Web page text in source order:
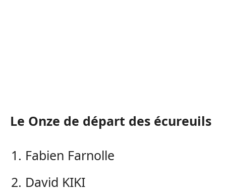
Le Onze de départ des écureuils
Fabien Farnolle
David KIKI